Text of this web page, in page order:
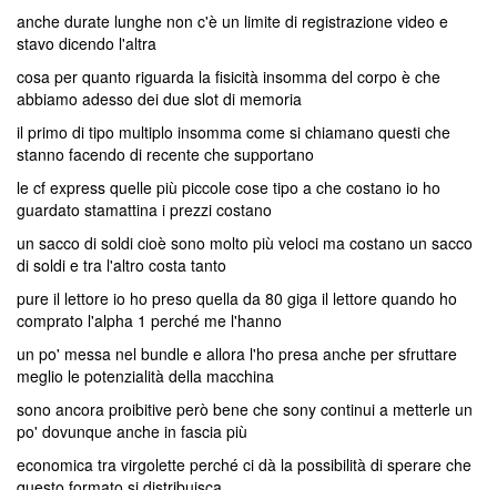
anche durate lunghe non c'è un limite di registrazione video e
stavo dicendo l'altra
cosa per quanto riguarda la fisicità insomma del corpo è che
abbiamo adesso dei due slot di memoria
il primo di tipo multiplo insomma come si chiamano questi che
stanno facendo di recente che supportano
le cf express quelle più piccole cose tipo a che costano io ho
guardato stamattina i prezzi costano
un sacco di soldi cioè sono molto più veloci ma costano un sacco
di soldi e tra l'altro costa tanto
pure il lettore io ho preso quella da 80 giga il lettore quando ho
comprato l'alpha 1 perché me l'hanno
un po' messa nel bundle e allora l'ho presa anche per sfruttare
meglio le potenzialità della macchina
sono ancora proibitive però bene che sony continui a metterle un
po' dovunque anche in fascia più
economica tra virgolette perché ci dà la possibilità di sperare che